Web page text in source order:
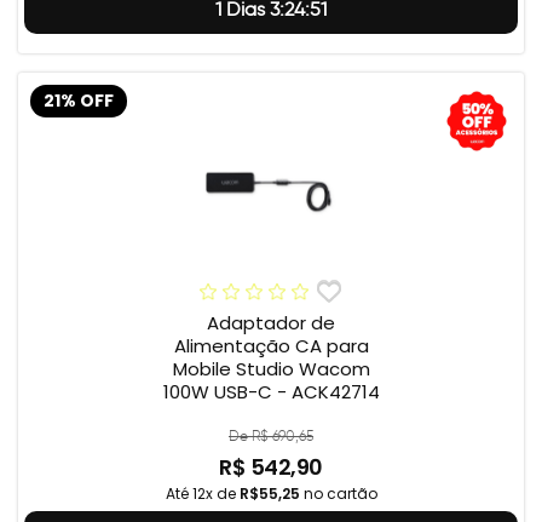
1 Dias 3:24:50
21% OFF
Adaptador de
Alimentação CA para
Mobile Studio Wacom
100W USB-C - ACK42714
De R$ 690,65
R$ 542,90
Até 12x de R$55,25 no cartão